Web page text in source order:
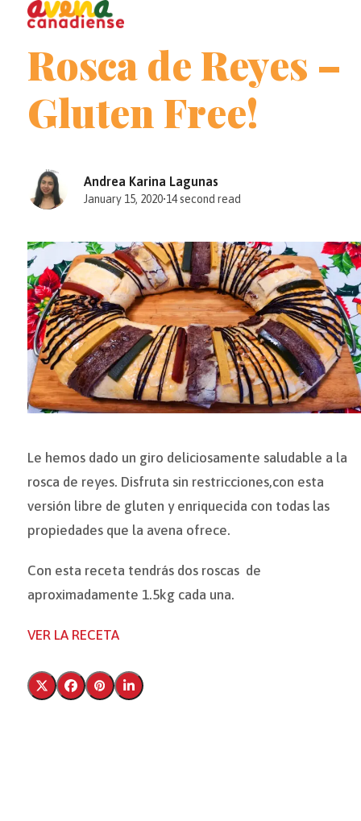
Open
menu
Close
menu
Rosca de Reyes –
Gluten Free!
Andrea Karina Lagunas
January 15, 2020•14 second read
Le hemos dado un giro deliciosamente saludable a la
rosca de reyes. Disfruta sin restricciones,con esta
versión libre de gluten y enriquecida con todas las
propiedades que la avena ofrece.
Con esta receta tendrás dos roscas de
aproximadamente 1.5kg cada una.
VER LA RECETA